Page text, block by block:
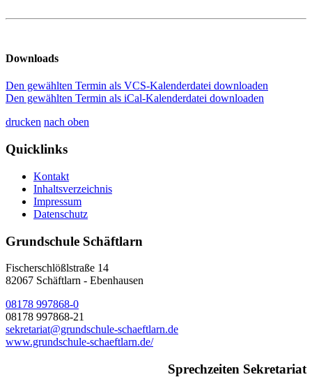
Downloads
Den gewählten Termin als VCS-Kalenderdatei downloaden
Den gewählten Termin als iCal-Kalenderdatei downloaden
drucken nach oben
Quicklinks
Kontakt
Inhaltsverzeichnis
Impressum
Datenschutz
Grundschule Schäftlarn
Fischerschlößlstraße 14
82067 Schäftlarn - Ebenhausen
08178 997868-0
08178 997868-21
sekretariat@grundschule-schaeftlarn.de
www.grundschule-schaeftlarn.de/
Sprechzeiten Sekretariat